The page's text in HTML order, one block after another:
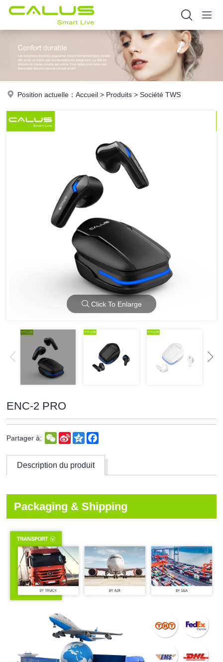
Position actuelle：Accueil > Produits >Société TWS
Click To Enlarge
ENC-2 PRO
Partager à: WeChat
Sina
Weibo
Qzone
Description du produit
Packaging & Shipping